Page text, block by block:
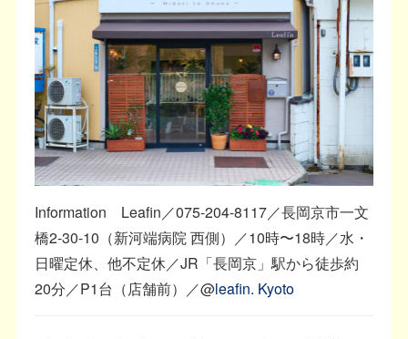
Information Leafin／075-204-8117／長岡京市一文
橋2-30-10（新河端病院 西側）／10時〜18時／水・
日曜定休、他不定休／JR「長岡京」駅から徒歩約
20分／P1台（店舗前）／@leafin. Kyoto